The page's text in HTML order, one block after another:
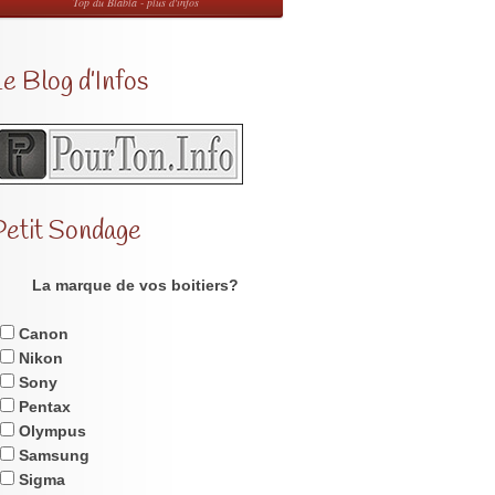
Blog d’Infos
Sondage
La marque de vos boitiers?
Canon
Nikon
Sony
Pentax
Olympus
Samsung
Sigma